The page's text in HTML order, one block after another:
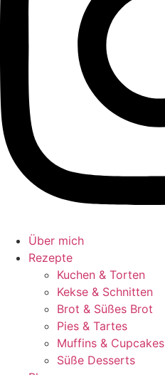
Über mich
Rezepte
Kuchen & Torten
Kekse & Schnitten
Brot & Süßes Brot
Pies & Tartes
Muffins & Cupcakes
Süße Desserts